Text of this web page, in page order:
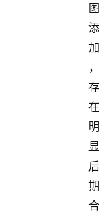
图
添
加
，
存
在
明
显
后
期
合